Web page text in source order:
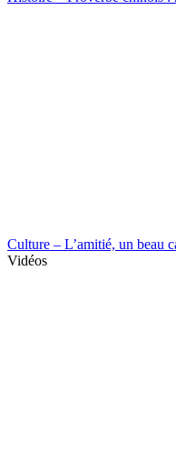
Culture – L’amitié, un beau
Vidéos